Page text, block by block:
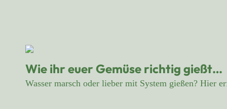
Wie ihr euer Gemüse richtig gießt…
Wasser marsch oder lieber mit System gießen? Hier